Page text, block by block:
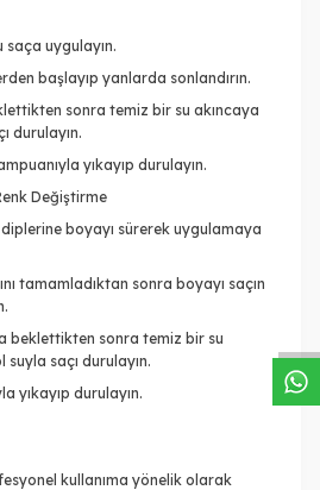
saça uygulayın.
başlayıp yanlarda sonlandırın.
sonra temiz bir su akıncaya
durulayın.
yıkayıp durulayın.
Değiştirme
diplerine boyayı sürerek uygulamaya
tamamladıktan sonra boyayı saçın
beklettikten sonra temiz bir su
suyla saçı durulayın.
yıkayıp durulayın.
kullanıma yönelik olarak